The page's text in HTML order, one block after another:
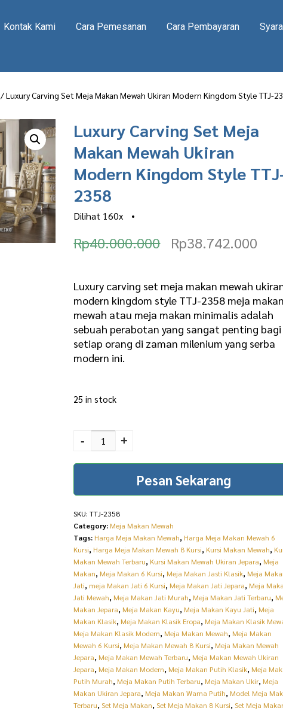
Kontak Kami Cara Pemesanan Cara Pembayaran
/ Luxury Carving Set Meja Makan Mewah Ukiran Modern Kingdom Style TTJ-
Luxury Carving Set Meja
Makan Mewah Ukiran
Modern Kingdom Style
2358
Dilihat 160x •
Rp40.000.000
O
i
g
i
n
w
s
:
R
p
4
0
.
0
0
0
Rp38.742.000
r
r
e
n
s
p
3
8
.
7
4
2
.
0
Luxury carving set meja makan mewah
modern kingdom style TTJ-2358 meja
mewah atau meja makan minimalis adalah
sebuah perabotan yang sangat penting bagi
setiap orang di zaman milenium yang serba
modern ini.
25 in stock
Makan Mewah Ukiran
Modern Kingdom Style
TTJ-2358 quantity
- +
Pesan Sekarang
SKU:TTJ-2358
Category: Meja Makan Mewah
Tags: Harga Meja Makan Mewah, Harga Meja Makan Mewah 6
Kursi, Harga Meja Makan Mewah 8 Kursi, Kursi Makan Mewah,
Makan Mewah Terbaru, Kursi Makan Mewah Ukiran Jepara, Meja
Makan, Meja Makan 6 Kursi, Meja Makan Jasti Klasik, Meja
Jati,meja Makan Jati 6 Kursi, Meja Makan Jati Jepara, Meja
Jati Mewah, Meja Makan Jati Murah, Meja Makan Jati Terbaru,
Makan Jepara, Meja Makan Kayu, Meja Makan Kayu Jati, Meja
Makan Klasik, Meja Makan Klasik Eropa, Meja Makan Klasik
Meja Makan Klasik Modern, Meja Makan Mewah, Meja Makan
Mewah 6 Kursi, Meja Makan Mewah 8 Kursi, Meja Makan Mewah
Jepara, Meja Makan Mewah Terbaru, Meja Makan Mewah Ukiran
Jepara, Meja Makan Modern, Meja Makan Putih Klasik, Meja
Putih Murah, Meja Makan Putih Terbaru, Meja Makan Ukir, Meja
Makan Ukiran Jepara, Meja Makan Warna Putih, Model Meja
Terbaru, Set Meja Makan, Set Meja Makan 8 Kursi, Set Meja